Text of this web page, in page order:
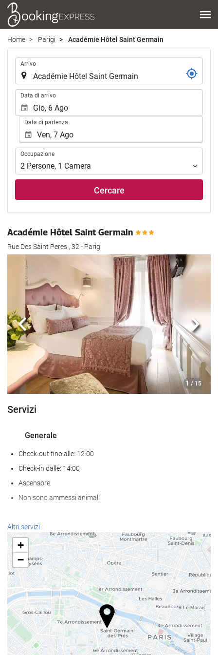
Home Parigi Académie Hôtel Saint Germain
Arrivo
Data di arrivo
Data di partenza
Occupazione
Occupazione
2 Persone, 1 Camera
Cercare
Académie Hôtel Saint Germain
Rue Des Saint Peres , 32 - Parigi
1 / 15
Anteriore
Servizi
Generale
Check-out fino alle: 12:00
Check-in dalle: 14:00
Ascensore
Non sono ammessi animali
Servizio di accoglienza
reception 24 ore su 24
deposito bagagli
Pasto e bevanda
Bar
Internet
WiFi gratuito
Altri servizi
+
−